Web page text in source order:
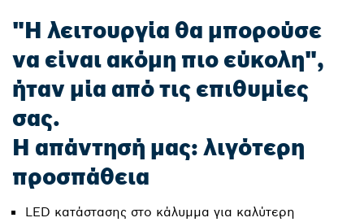
"Η λειτουργία θα μπορούσε
να είναι ακόμη πιο εύκολη",
ήταν μία από τις επιθυμίες
σας.
Η απάντησή μας: λιγότερη
προσπάθεια
LED κατάστασης στο κάλυμμα για καλύτερη